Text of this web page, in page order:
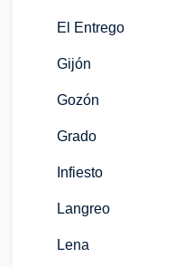
El Entrego
Gijón
Gozón
Grado
Infiesto
Langreo
Lena